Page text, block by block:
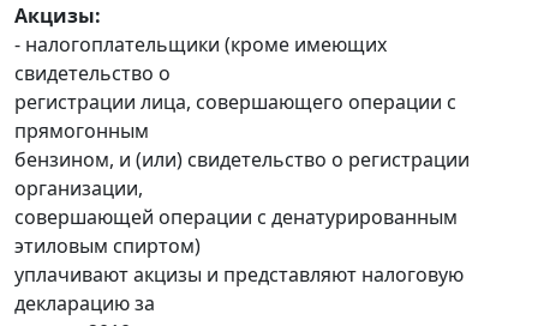
Акцизы:
- налогоплательщики (кроме имеющих
свидетельство о
регистрации лица, совершающего операции с
прямогонным
бензином, и (или) свидетельство о регистрации
организации,
совершающей операции с денатурированным
этиловым спиртом)
уплачивают акцизы и представляют налоговую
декларацию за